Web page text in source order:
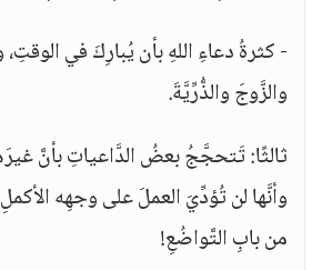
- كثرةُ دعاءِ اللهِ بأن يُبارِكَ في
والزَّوجَ والذُّرِّيَّةَ.
ثالثًا: تَتحجَّجُ بعضُ الدَّاعياتِ بأنَّ
وأنَّها لن تُؤدِّيَ العملَ على وجهِه
من بابِ التَّواضُعِ!